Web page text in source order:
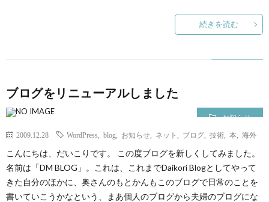
続きを読む
ブログをリニューアルしました
お知らせ
2009.12.28 WordPress blog お知らせ ネット ブログ 技術 本 海外
こんにちは、だいこりです。 この度ブログを新しくしてみました。
名前は「DM BLOG」。これは、これまでDaikori Blogとしてやって
きた自分のほかに、奥さんのもとかんもこのブログで日常のことを
書いていこうかなという、まあ個人のブログから夫婦のブログにな